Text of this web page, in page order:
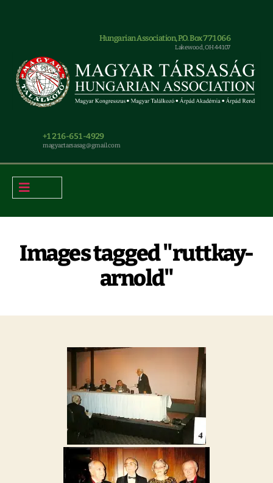
Hungarian Association, P.O. Box 771066
Lakewood, OH 44107
+1 216-651-4929
magyar.tarsasag@gmail.com
Images tagged "ruttkay-
arnold"